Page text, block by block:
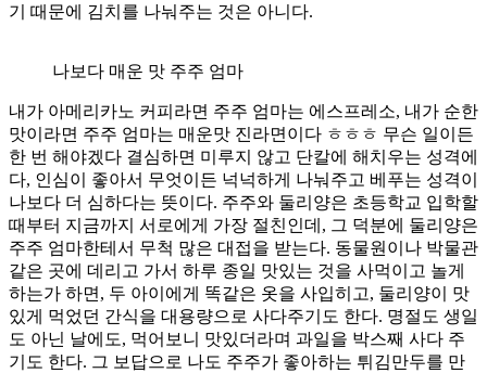
기 때문에 김치를 나눠주는 것은 아니다.
나보다 매운 맛 주주 엄마
내가 아메리카노 커피라면 주주 엄마는 에스프레소, 내가 순한
맛이라면 주주 엄마는 매운맛 진라면이다 ㅎㅎㅎ 무슨 일이든
한 번 해야겠다 결심하면 미루지 않고 단칼에 해치우는 성격에
다, 인심이 좋아서 무엇이든 넉넉하게 나눠주고 베푸는 성격이
나보다 더 심하다는 뜻이다. 주주와 둘리양은 초등학교 입학할
때부터 지금까지 서로에게 가장 절친인데, 그 덕분에 둘리양은
주주 엄마한테서 무척 많은 대접을 받는다. 동물원이나 박물관
같은 곳에 데리고 가서 하루 종일 맛있는 것을 사먹이고 놀게
하는가 하면, 두 아이에게 똑같은 옷을 사입히고, 둘리양이 맛
있게 먹었던 간식을 대용량으로 사다주기도 한다. 명절도 생일
도 아닌 날에도, 먹어보니 맛있더라며 과일을 박스째 사다 주
기도 한다. 그 보답으로 나도 주주가 좋아하는 튀김만두를 만